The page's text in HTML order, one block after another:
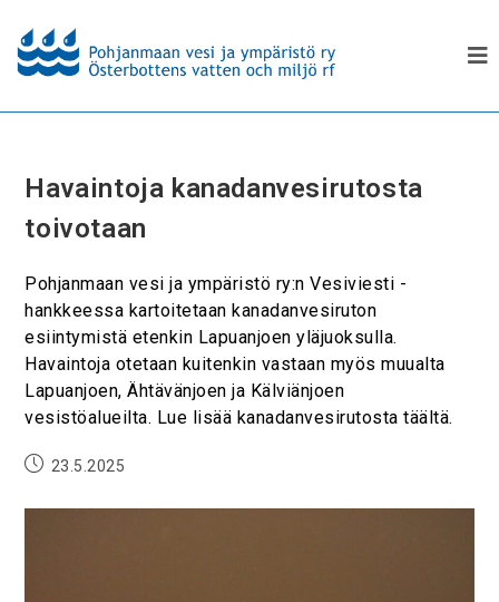
Havaintoja kanadanvesirutosta
toivotaan
Pohjanmaan vesi ja ympäristö ry:n Vesiviesti -
hankkeessa kartoitetaan kanadanvesiruton
esiintymistä etenkin Lapuanjoen yläjuoksulla.
Havaintoja otetaan kuitenkin vastaan myös muualta
Lapuanjoen, Ähtävänjoen ja Kälviänjoen
vesistöalueilta. Lue lisää kanadanvesirutosta täältä.
23.5.2025